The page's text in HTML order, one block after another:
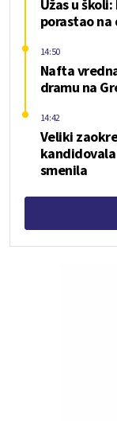
Užas u
porastao na
Nafta
dramu na
14:50
Veliki
smenila
14:42